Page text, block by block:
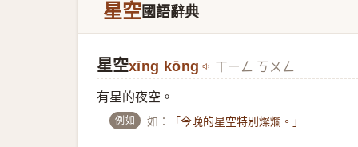
星空國語辭典
星空xīng kōng ㄒㄧㄥ ㄎㄨㄥ
有星的夜空。
例如 如： 「今晚的星空特別燦爛。」